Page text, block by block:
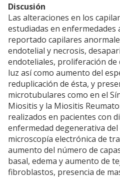
Discusión
Las alteraciones en los
estudiadas en enfermedades
reportado capilares
endotelial y necrosis,
endoteliales, proliferación de
luz así como aumento del
reduplicación de ésta, y
microtubulares como en el
Miositis y la Miositis
realizados en pacientes con
enfermedad degenerativa
microscopía electrónica de
aumento del número de
basal, edema y aumento de
fibroblastos, presencia de